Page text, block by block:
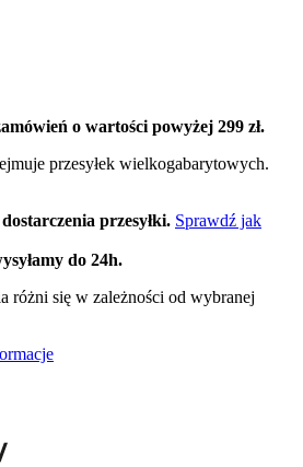
o wartości powyżej 299 zł.
przesyłek wielkogabarytowych.
przesyłki. Sprawdź jak
do 24h.
różni się w zależności od wybranej